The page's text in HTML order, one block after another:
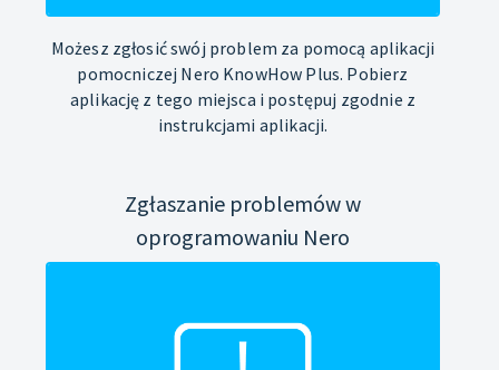
Możesz zgłosić swój problem za pomocą aplikacji
pomocniczej Nero KnowHow Plus. Pobierz
aplikację z tego miejsca i postępuj zgodnie z
instrukcjami aplikacji.
Zgłaszanie problemów w
oprogramowaniu Nero